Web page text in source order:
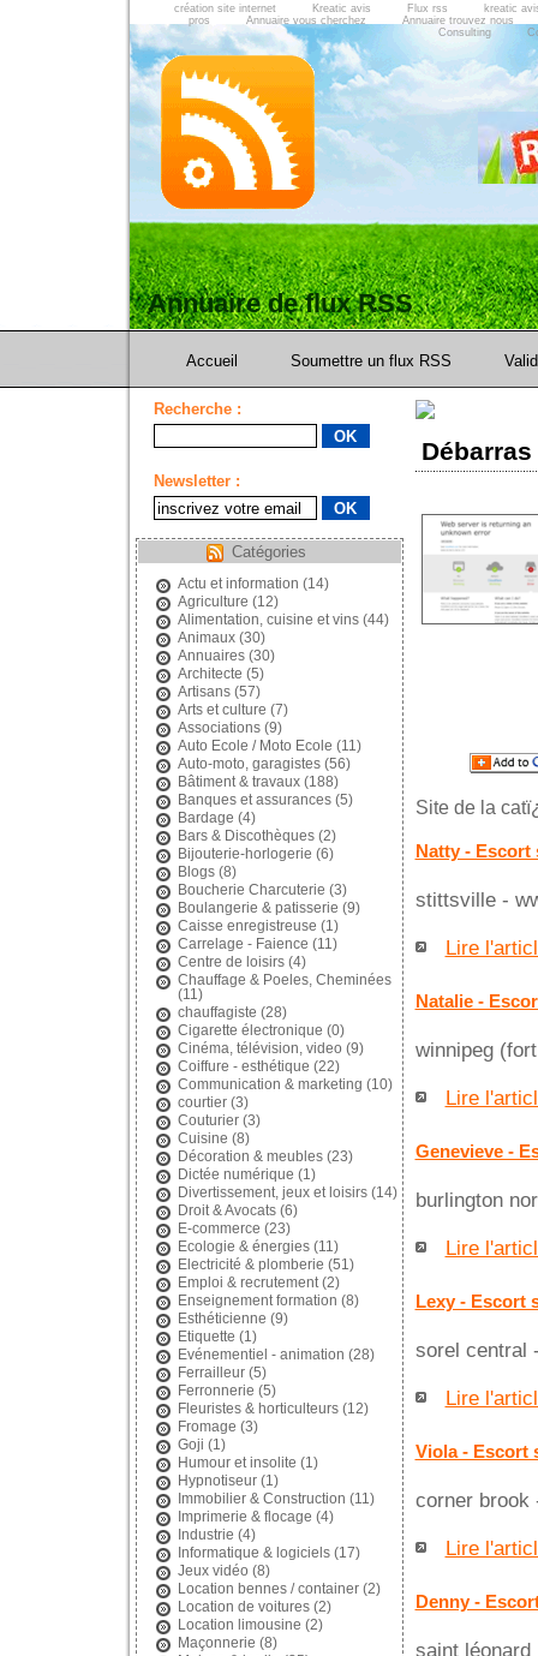
création site internet Kreatic avis Flux rss
kreatic
pros
Annuaire vous cherchez
Annuaire trouvez nous
Consulting
Annuaire de flux RSS
Accueil Soumettre un flux RSS
Recherche :
Newsletter :
Catégories
Actu et information (14)
Agriculture (12)
Alimentation, cuisine et vins(44)
Animaux(30)
Annuaires(30)
Architecte (5)
Artisans(57)
Arts et culture (7)
Associations(9)
Auto Ecole / Moto Ecole (11)
Auto-moto, garagistes(56)
Bâtiment & travaux(188)
Banques et assurances(5)
Bardage (4)
Bars & Discothèques(2)
Bijouterie-horlogerie (6)
Blogs(8)
Boucherie Charcuterie (3)
Boulangerie & patisserie (9)
Caisse enregistreuse (1)
Carrelage - Faience (11)
Centre de loisirs(4)
Chauffage & Poeles, Cheminées
(11)
chauffagiste (28)
Cigarette électronique (0)
Cinéma, télévision, video (9)
Coiffure - esthétique (22)
Communication & marketing (10)
courtier(3)
Couturier(3)
Cuisine (8)
Décoration & meubles(23)
Dictée numérique (1)
Divertissement, jeux et loisirs(14)
Droit & Avocats(6)
E-commerce (23)
Ecologie & énergies(11)
Electricité & plomberie (51)
Emploi & recrutement(2)
Enseignement formation (8)
Esthéticienne (9)
Etiquette (1)
Evénementiel - animation (28)
Ferrailleur(5)
Ferronnerie (5)
Fleuristes & horticulteurs(12)
Fromage (3)
Goji (1)
Humour et insolite (1)
Hypnotiseur(1)
Immobilier & Construction (11)
Imprimerie & flocage (4)
Industrie (4)
Informatique & logiciels(17)
Jeux vidéo (8)
Location bennes / container(2)
Location de voitures(2)
Location limousine (2)
Maçonnerie (8)
Site de la
Natty -
stittsville -
Lire
Natalie -
winnipeg
Lire
Genevieve -
burlington
Lire
Lexy - Escort
sorel central
Lire
Viola - Escort
corner brook
Lire
Denny -
saint léonard